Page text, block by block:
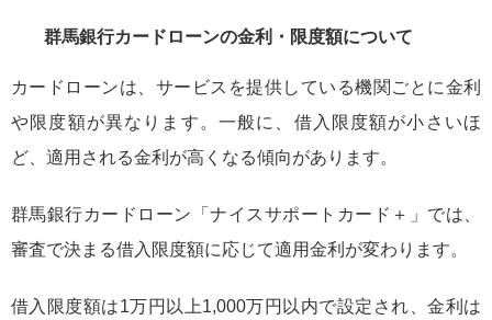
群馬銀行カードローンの金利・限度額について
カードローンは、サービスを提供している機関ごとに金利
や限度額が異なります。一般に、借入限度額が小さいほ
ど、適用される金利が高くなる傾向があります。
群馬銀行カードローン「ナイスサポートカード＋」では、
審査で決まる借入限度額に応じて適用金利が変わります。
借入限度額は1万円以上1,000万円以内で設定され、金利は